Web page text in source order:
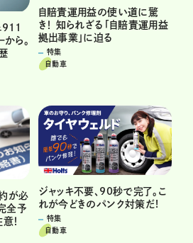
911
ら。
自賠責運用益の使い道に驚
き！ 知られざる「自賠責運用益
拠出事業」に迫る
特集
自動車
が必
全予
！
ジャッキ不要、90秒で完了。こ
れが今どきのパンク対策だ!
特集
自動車